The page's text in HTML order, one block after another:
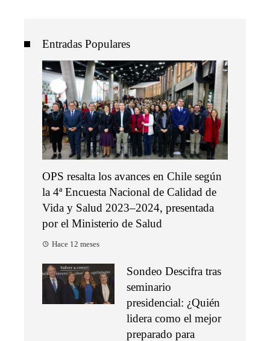
Entradas Populares
OPS resalta los avances en Chile según
la 4ª Encuesta Nacional de Calidad de
Vida y Salud 2023–2024, presentada
por el Ministerio de Salud
Hace 12 meses
Sondeo Descifra tras
seminario
presidencial: ¿Quién
lidera como el mejor
preparado para